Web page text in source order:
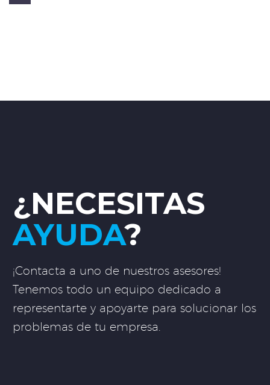
¿NECESITAS
AYUDA?
¡Contacta a uno de nuestros asesores!
Tenemos todo un equipo dedicado a
representarte y apoyarte para solucionar los
problemas de tu empresa.